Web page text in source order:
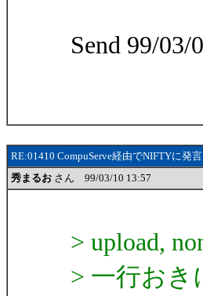
Send 99/03/
RE:01410 CompuServe経由でNIFTYに発
秀まるお さん 99/03/10 13:57
> upload,
> 一行おき